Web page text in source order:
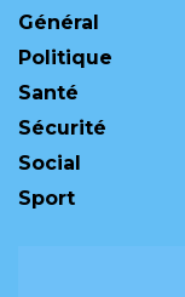
Général
Politique
Santé
Sécurité
Social
Sport